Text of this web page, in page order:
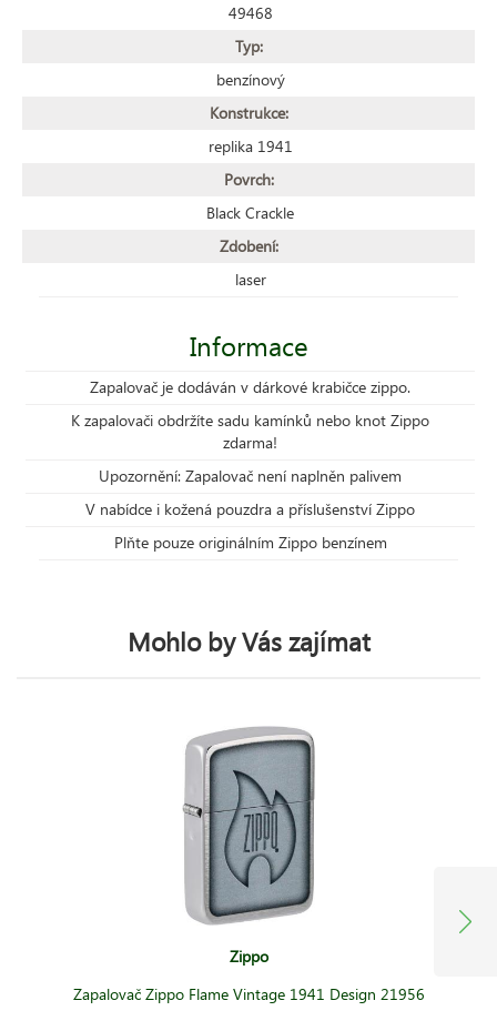
49468
Typ:
benzínový
Konstrukce:
replika 1941
Povrch:
Black Crackle
Zdobení:
laser
Informace
Zapalovač je dodáván v dárkové krabičce zippo.
K zapalovači obdržíte sadu kamínků nebo knot Zippo
zdarma!
Upozornění: Zapalovač není naplněn palivem
V nabídce i kožená pouzdra a příslušenství Zippo
Plňte pouze originálním Zippo benzínem
Mohlo by Vás zajímat
Zippo
Zapalovač Zippo Flame Vintage 1941 Design 21956